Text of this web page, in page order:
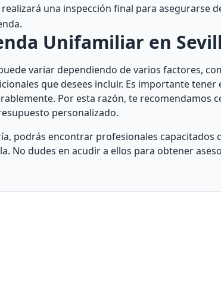
una inspección final para asegurarse
Unifamiliar en
variar dependiendo de varios factores,
que desees incluir. Es importante tener
Por esta razón, te recomendamos
personalizado.
podrás encontrar profesionales capacitados
No dudes en acudir a ellos para obtener